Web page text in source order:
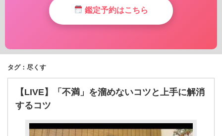
鑑定予約はこちら
タグ：尽くす
【LIVE】「不満」を溜めないコツと上手に解消
するコツ